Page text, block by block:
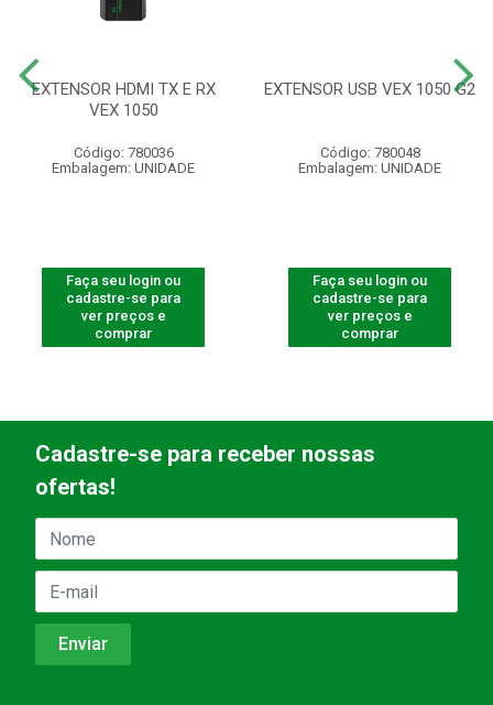
EXTENSOR HDMI TX E RX
VEX 1050
Código: 780036
Embalagem: UNIDADE
Faça seu login ou
cadastre-se para
ver preços e
comprar
EXTENSOR USB VEX 1050 G2
Código: 780048
Embalagem: UNIDADE
Faça seu login ou
cadastre-se para
ver preços e
comprar
Cadastre-se para receber nossas
ofertas!